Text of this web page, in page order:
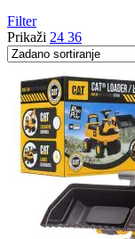
Filter
Prikaži 24 36